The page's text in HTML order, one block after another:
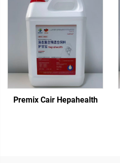
Premix Cair Hepahealth